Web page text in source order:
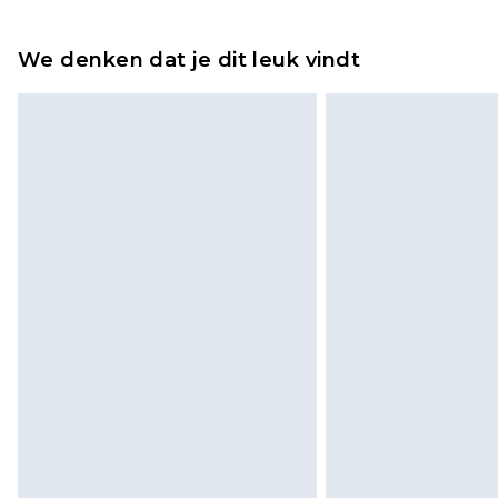
wordt gebracht op uw
We denken dat je dit leuk vindt